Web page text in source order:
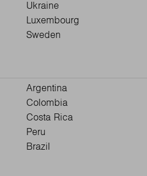
Ukraine
Luxembourg
Sweden
Argentina
Colombia
Costa Rica
Peru
Brazil